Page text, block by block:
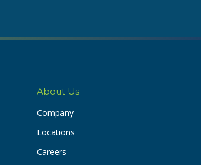
About Us
Company
Locations
Careers